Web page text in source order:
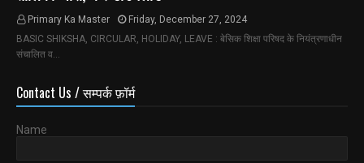
Primary Ka Master
Friday, December 27, 2024
BASIC SHIKSHA, CIRCULAR, HOLIDAY, LEAVE : बेसिक शिक्षा परिषद के नियंत्रणाधीन
संचालित व…
Contact Us / सम्पर्क फ़ॉर्म
Name